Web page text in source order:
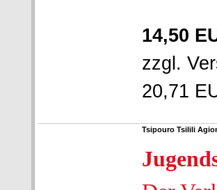
14,50
zzgl.
20,71
Tsipouro Tsilili